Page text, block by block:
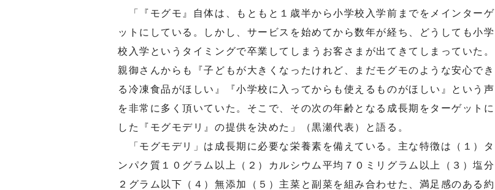
「『モグモ』自体は、もともと１歳半から小学校入学前までをメインターゲ
ットにしている。しかし、サービスを始めてから数年が経ち、どうしても小学
校入学というタイミングで卒業してしまうお客さまが出てきてしまっていた。
親御さんからも『子どもが大きくなったけれど、まだモグモのような安心でき
る冷凍食品がほしい』『小学校に入ってからも使えるものがほしい』という声
を非常に多く頂いていた。そこで、その次の年齢となる成長期をターゲットに
した『モグモデリ』の提供を決めた」（黒瀬代表）と語る。
「モグモデリ」は成長期に必要な栄養素を備えている。主な特徴は（１）タ
ンパク質１０グラム以上（２）カルシウム平均７０ミリグラム以上（３）塩分
２グラム以下（４）無添加（５）主菜と副菜を組み合わせた、満足感のある約